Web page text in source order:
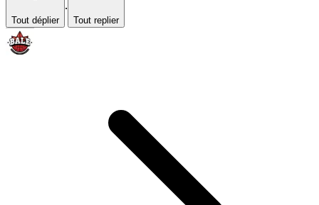
Tout déplier
·
Tout replier